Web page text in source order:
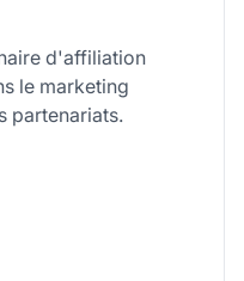
d'affiliation
le marketing
partenariats.